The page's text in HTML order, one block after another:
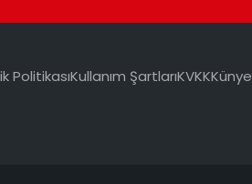
PolitikasıKullanım ŞartlarıKVKKKünye